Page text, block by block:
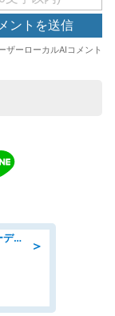
＞
「土日祝休み」医療機関での治験コーディネーターのお仕事/看護師